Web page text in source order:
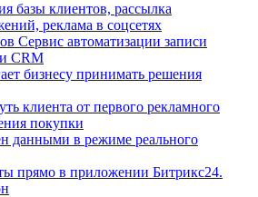
базы клиентов, рассылка
реклама в соцсетях
Сервис автоматизации записи
CRM
бизнесу принимать решения
клиента от первого рекламного
покупки
данными в режиме реального
прямо в приложении Битрикс24.